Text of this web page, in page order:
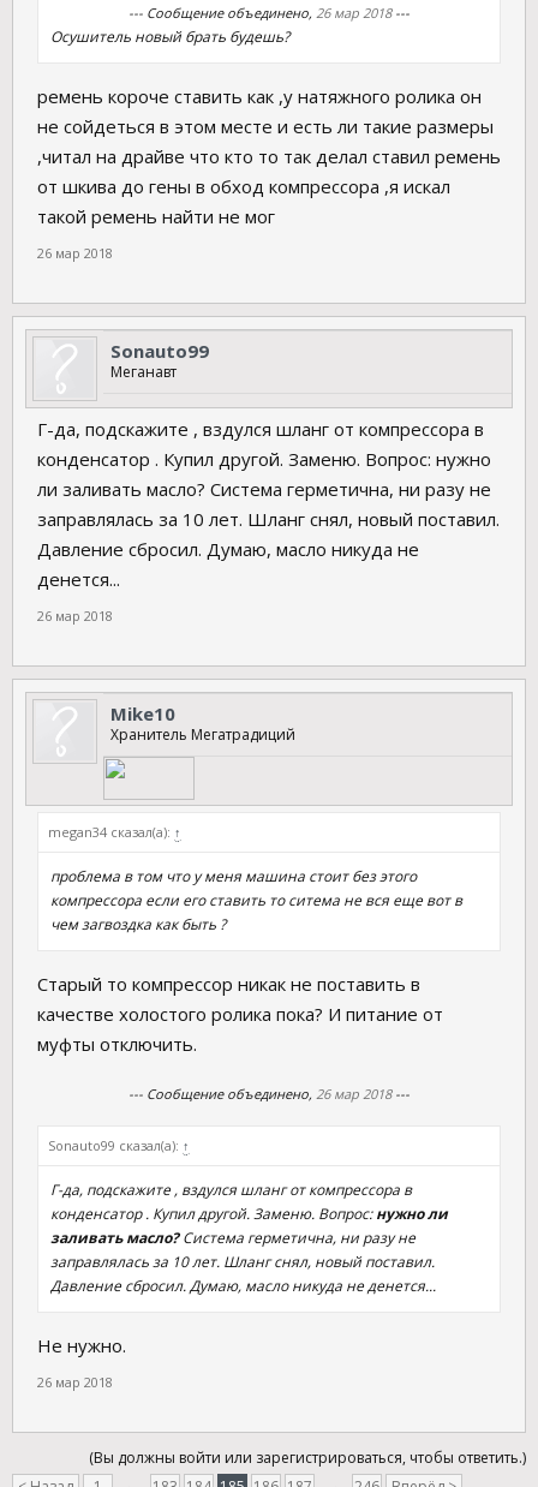
--- Сообщение объединено, 26 мар 2018---
Осушитель новый брать будешь?
ремень короче ставить как ,у натяжного ролика он
не сойдеться в этом месте и есть ли такие размеры
,читал на драйве что кто то так делал ставил ремень
от шкива до гены в обход компрессора ,я искал
такой ремень найти не мог
26 мар 2018
Sonauto99
Меганавт
Г-да, подскажите , вздулся шланг от компрессора в
конденсатор . Купил другой. Заменю. Вопрос: нужно
ли заливать масло? Система герметична, ни разу не
заправлялась за 10 лет. Шланг снял, новый поставил.
Давление сбросил. Думаю, масло никуда не
денется...
26 мар 2018
Mike10
Хранитель Мегатрадиций
megan34 сказал(а): ↑
проблема в том что у меня машина стоит без этого
компрессора если его ставить то ситема не вся еще вот в
чем загвоздка как быть ?
Старый то компрессор никак не поставить в
качестве холостого ролика пока? И питание от
муфты отключить.
--- Сообщение объединено, 26 мар 2018---
Sonauto99 сказал(а): ↑
Г-да, подскажите , вздулся шланг от компрессора в
конденсатор . Купил другой. Заменю. Вопрос:нужно ли
заливать масло?Система герметична, ни разу не
заправлялась за 10 лет. Шланг снял, новый поставил.
Давление сбросил. Думаю, масло никуда не денется...
Не нужно.
26 мар 2018
(Вы должны войти или зарегистрироваться, чтобы ответить.)